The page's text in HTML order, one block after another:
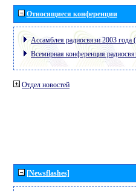
Относящиеся конференции
Ассамблея радиосвязи 2003
Всемирная конференция
Отдел новостей
[Newsflashes]